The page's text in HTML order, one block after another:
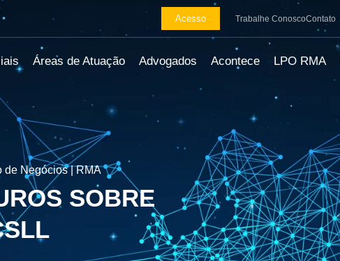
Acesso Trabalhe ConoscoContato
Áreas de Atuação Advogados Acontece LPO RMA
de Negócios | RMA
SOBRE